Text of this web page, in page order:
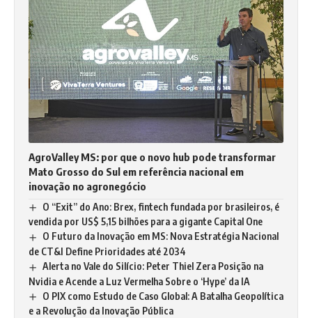
AgroValley MS: por que o novo hub pode transformar
Mato Grosso do Sul em referência nacional em
inovação no agronegócio
O “Exit” do Ano: Brex, fintech fundada por brasileiros, é
vendida por US$ 5,15 bilhões para a gigante Capital One
O Futuro da Inovação em MS: Nova Estratégia Nacional
de CT&I Define Prioridades até 2034
Alerta no Vale do Silício: Peter Thiel Zera Posição na
Nvidia e Acende a Luz Vermelha Sobre o ‘Hype’ da IA
O PIX como Estudo de Caso Global: A Batalha Geopolítica
e a Revolução da Inovação Pública